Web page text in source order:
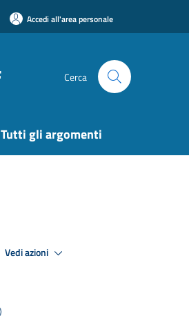
Accedi all'area personale
Cerca
Tutti gli argomenti
Vedi azioni